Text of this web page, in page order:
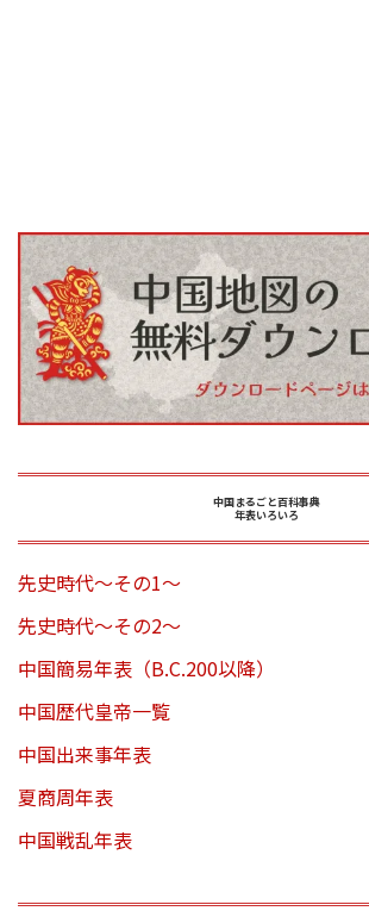
中国まるごと百科事典
年表いろいろ
先史時代～その1～
先史時代～その2～
中国簡易年表（B.C.200以降）
中国歴代皇帝一覧
中国出来事年表
夏商周年表
中国戦乱年表